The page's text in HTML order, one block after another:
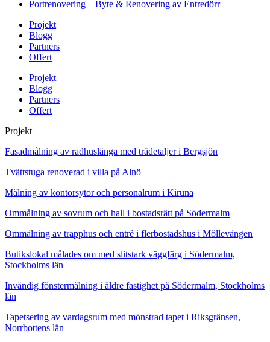
Portrenovering – Byte & Renovering av Entredörr
Projekt
Blogg
Partners
Offert
Projekt
Blogg
Partners
Offert
Projekt
Fasadmålning av radhuslänga med trädetaljer i Bergsjön
Tvättstuga renoverad i villa på Alnö
Målning av kontorsytor och personalrum i Kiruna
Ommålning av sovrum och hall i bostadsrätt på Södermalm
Ommålning av trapphus och entré i flerbostadshus i Möllevången
Butikslokal målades om med slitstark väggfärg i Södermalm,
Stockholms län
Invändig fönstermålning i äldre fastighet på Södermalm, Stockholms
län
Tapetsering av vardagsrum med mönstrad tapet i Riksgränsen,
Norrbottens län